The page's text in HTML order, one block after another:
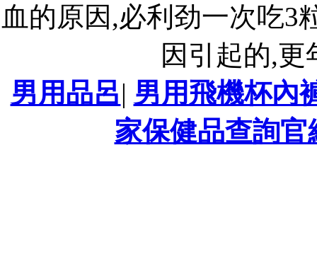
血的原因,必利劲一次吃3
因引起的,
男用品呂| 男用飛機杯內
家保健品查詢官